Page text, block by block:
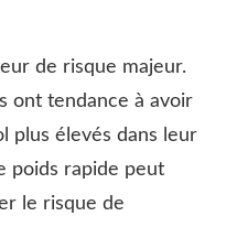
de risque majeur.
ont tendance à avoir
plus élevés dans leur
poids rapide peut
le risque de